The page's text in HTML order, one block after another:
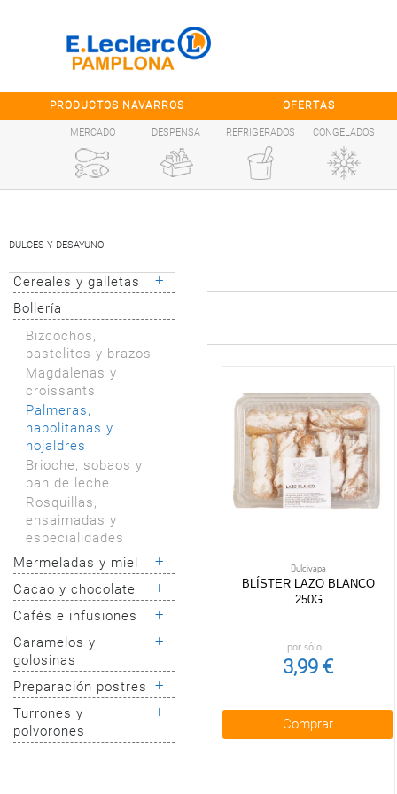
PRODUCTOS NAVARROS OFERTAS
MERCADO DESPENSA REFRIGERADOS CONGELADOS
DULCES Y DESAYUNO
Cereales y galletas +
Cereales y barritas
adultos
Cereales y barritas
infantiles
Galletas chocolate
y surtido
Galletas desayuno
Galletas desayuno
infantiles
Galletas salud
Copos de avena y
salvado
Bollería -
Bizcochos,
pastelitos y brazos
Magdalenas y
croissants
Palmeras,
napolitanas y
hojaldres
Brioche, sobaos y
pan de leche
Rosquillas,
ensaimadas y
especialidades
Mermeladas y miel
+
Mermeladas y
membrillo
Miel y jalea
Cacao y chocolate +
Chocolate negro
Cacao en polvo
Bombones
Cremas de untar
Chocolate con
leche y blanco
Chocolatinas
Cafés e infusiones +
Café monodosis
Café soluble
Té
Café molido y
grano
Caramelos y
golosinas
+
Caramelos y
Chicles
Preparación postres +
Complementos,
decoración y toque
Turrones y
polvorones
+
Dulcivapa
BLÍSTER LAZO BLANCO
250G
por sólo
3,99 €
Comprar